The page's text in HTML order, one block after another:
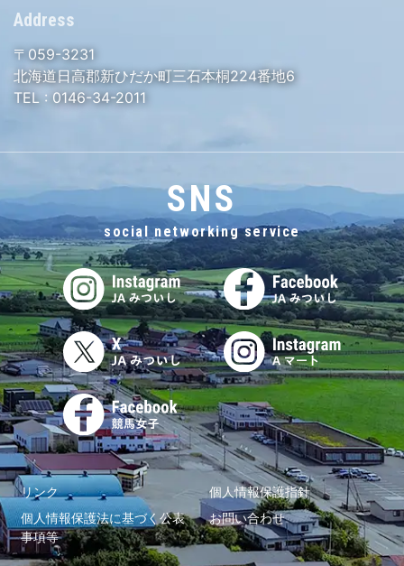
Address
〒059-3231
北海道日高郡新ひだか町三石本桐224番地6
TEL : 0146-34-2011
SNS
social networking service
リンク
個人情報保護指針
個人情報保護法に基づく公表
事項等
お問い合わせ